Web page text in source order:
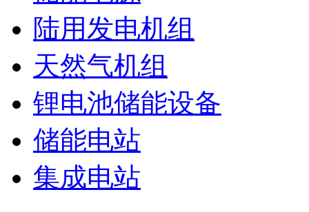
陆用发电机组
天然气机组
锂电池储能设备
储能电站
集成电站